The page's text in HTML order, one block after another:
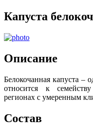
Капуста
Описание
Белокочанная капуста –
относится к
регионах с умеренным
Состав